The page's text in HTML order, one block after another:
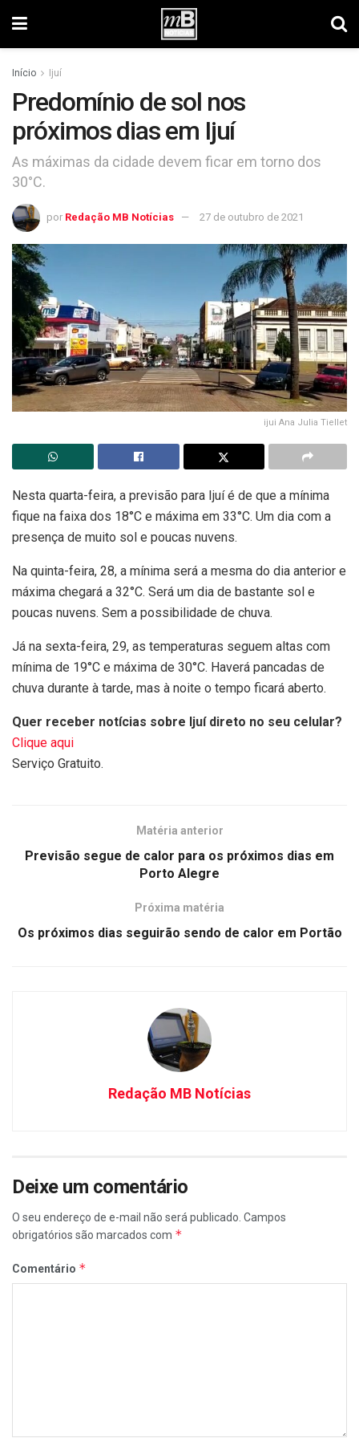
Início Ijuí
Predomínio de sol nos
próximos dias em Ijuí
As máximas da cidade devem ficar em torno dos
30°C.
por Redação MB Notícias 27 de outubro de 2021
ijui Ana Julia Tiellet
Nesta quarta-feira, a previsão para Ijuí é de que a mínima
fique na faixa dos 18°C e máxima em 33°C. Um dia com a
presença de muito sol e poucas nuvens.
Na quinta-feira, 28, a mínima será a mesma do dia anterior e
máxima chegará a 32°C. Será um dia de bastante sol e
poucas nuvens. Sem a possibilidade de chuva.
Já na sexta-feira, 29, as temperaturas seguem altas com
mínima de 19°C e máxima de 30°C. Haverá pancadas de
chuva durante à tarde, mas à noite o tempo ficará aberto.
Quer receber notícias sobre Ijuí direto no seu celular?
Clique aqui
Serviço Gratuito.
Matéria anterior
Previsão segue de calor para os próximos dias em
Porto Alegre
Próxima matéria
Os próximos dias seguirão sendo de calor em Portão
Redação MB Notícias
Deixe um comentário
O seu endereço de e-mail não será publicado. Campos
obrigatórios são marcados com *
Comentário *